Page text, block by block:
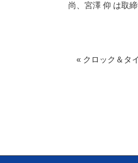
尚、宮澤 仰 は取
« クロック＆タ